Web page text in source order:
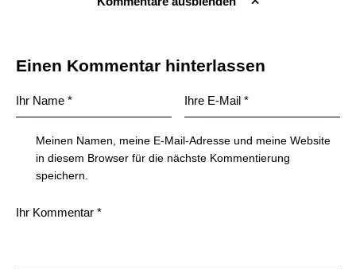
Einen Kommentar hinterlassen
Meinen Namen, meine E-Mail-Adresse und meine Website
in diesem Browser für die nächste Kommentierung
speichern.